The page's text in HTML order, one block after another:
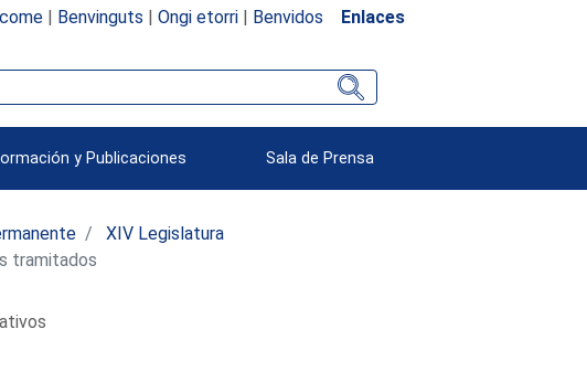
| Benvinguts | Ongi etorri| Benvidos Enlaces
y Publicaciones Sala de Prensa
XIV Legislatura
tramitados